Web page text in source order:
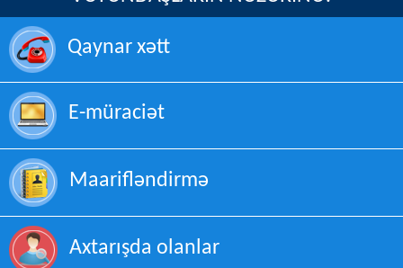
Qaynar xətt
E-müraciət
Maarifləndirmə
Axtarışda olanlar